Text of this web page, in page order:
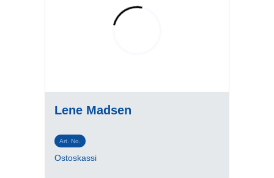
Lene Madsen
Art. No.
Ostoskassi